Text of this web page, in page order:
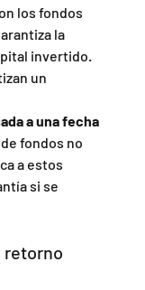
los fondos
la
invertido.
un
a una fecha
fondos no
a estos
si se
retorno